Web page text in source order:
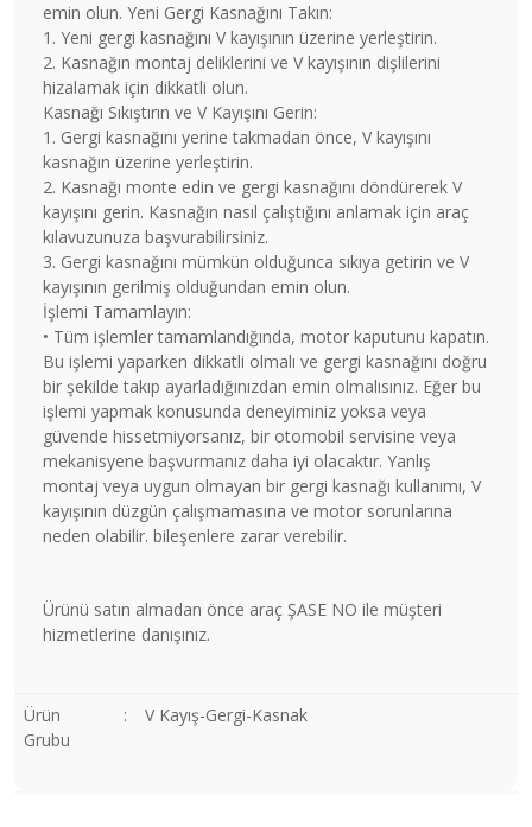
emin olun. Yeni Gergi Kasnağını Takın:
1. Yeni gergi kasnağını V kayışının üzerine yerleştirin.
2. Kasnağın montaj deliklerini ve V kayışının dişlilerini
hizalamak için dikkatli olun.
Kasnağı Sıkıştırın ve V Kayışını Gerin:
1. Gergi kasnağını yerine takmadan önce, V kayışını
kasnağın üzerine yerleştirin.
2. Kasnağı monte edin ve gergi kasnağını döndürerek V
kayışını gerin. Kasnağın nasıl çalıştığını anlamak için araç
kılavuzunuza başvurabilirsiniz.
3. Gergi kasnağını mümkün olduğunca sıkıya getirin ve V
kayışının gerilmiş olduğundan emin olun.
İşlemi Tamamlayın:
• Tüm işlemler tamamlandığında, motor kaputunu kapatın.
Bu işlemi yaparken dikkatli olmalı ve gergi kasnağını doğru
bir şekilde takıp ayarladığınızdan emin olmalısınız. Eğer bu
işlemi yapmak konusunda deneyiminiz yoksa veya
güvende hissetmiyorsanız, bir otomobil servisine veya
mekanisyene başvurmanız daha iyi olacaktır. Yanlış
montaj veya uygun olmayan bir gergi kasnağı kullanımı, V
kayışının düzgün çalışmamasına ve motor sorunlarına
neden olabilir. bileşenlere zarar verebilir.
Ürünü satın almadan önce araç ŞASE NO ile müşteri
hizmetlerine danışınız.
Ürün
Grubu
: V Kayış-Gergi-Kasnak